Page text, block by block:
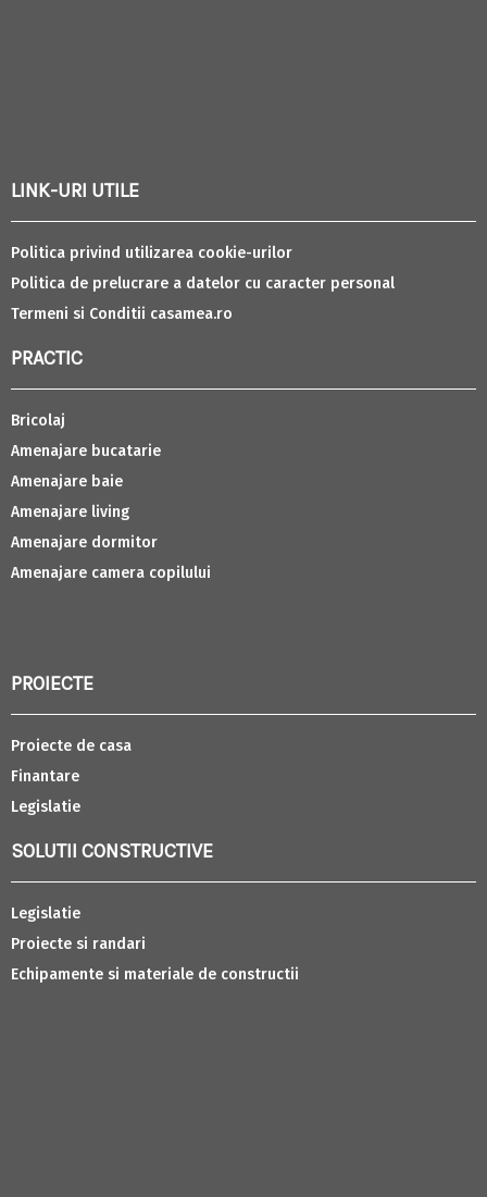
LINK-URI UTILE
Politica privind utilizarea cookie-urilor
Politica de prelucrare a datelor cu caracter personal
Termeni si Conditii casamea.ro
PRACTIC
Bricolaj
Amenajare bucatarie
Amenajare baie
Amenajare living
Amenajare dormitor
Amenajare camera copilului
PROIECTE
Proiecte de casa
Finantare
Legislatie
SOLUTII CONSTRUCTIVE
Legislatie
Proiecte si randari
Echipamente si materiale de constructii